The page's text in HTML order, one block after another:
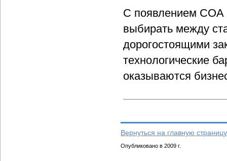
С появлением СОА
выбирать между
дорогостоящими
технологические
оказываются
Вернуться на главную
Опубликовано в 2009 г.